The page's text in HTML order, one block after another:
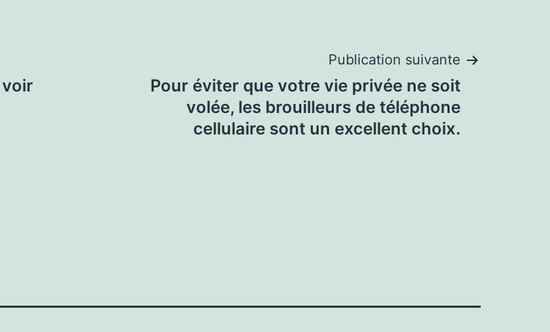
Publication suivante
Pour éviter que votre vie privée ne soit
volée, les brouilleurs de téléphone
cellulaire sont un excellent choix.